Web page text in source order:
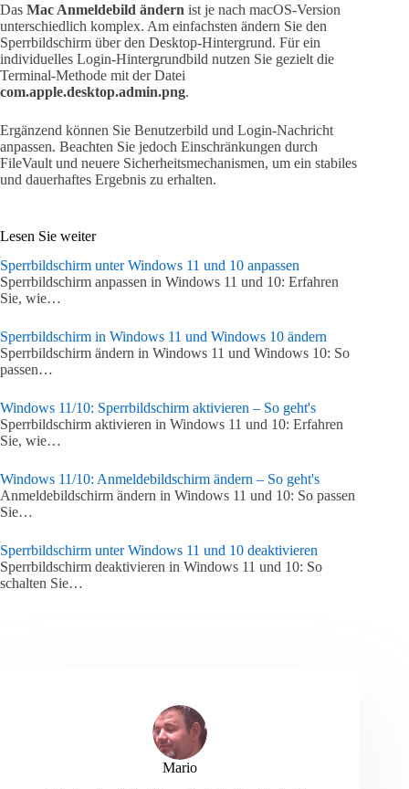
Das Mac Anmeldebild ändern ist je nach macOS-Version
unterschiedlich komplex. Am einfachsten ändern Sie den
Sperrbildschirm über den Desktop-Hintergrund. Für ein
individuelles Login-Hintergrundbild nutzen Sie gezielt die
Terminal-Methode mit der Datei
com.apple.desktop.admin.png.
Ergänzend können Sie Benutzerbild und Login-Nachricht
anpassen. Beachten Sie jedoch Einschränkungen durch
FileVault und neuere Sicherheitsmechanismen, um ein stabiles
und dauerhaftes Ergebnis zu erhalten.
Lesen Sie weiter
Sperrbildschirm unter Windows 11 und 10 anpassen
Sperrbildschirm anpassen in Windows 11 und 10: Erfahren
Sie, wie…
Sperrbildschirm in Windows 11 und Windows 10 ändern
Sperrbildschirm ändern in Windows 11 und Windows 10: So
passen…
Windows 11/10: Sperrbildschirm aktivieren – So geht's
Sperrbildschirm aktivieren in Windows 11 und 10: Erfahren
Sie, wie…
Windows 11/10: Anmeldebildschirm ändern – So geht's
Anmeldebildschirm ändern in Windows 11 und 10: So passen
Sie…
Sperrbildschirm unter Windows 11 und 10 deaktivieren
Sperrbildschirm deaktivieren in Windows 11 und 10: So
schalten Sie…
Mario